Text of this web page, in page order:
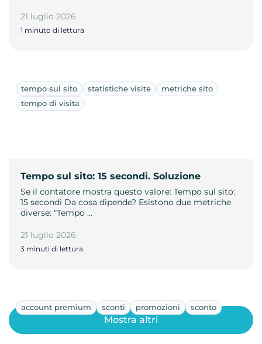
21 luglio 2026
1 minuto di lettura
tempo sul sito statistiche visite
metriche sito
tempo di visita
Tempo sul sito: 15 secondi. Soluzione
Se il contatore mostra questo valore: Tempo sul sito:
15 secondi Da cosa dipende? Esistono due metriche
diverse: "Tempo …
21 luglio 2026
3 minuti di lettura
account premium sconti promozioni sconto
Mostra altri